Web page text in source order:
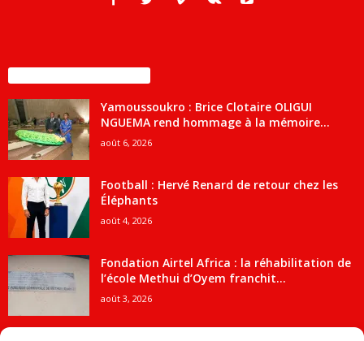
Yamoussoukro : Brice Clotaire OLIGUI
NGUEMA rend hommage à la mémoire...
août 6, 2026
Football : Hervé Renard de retour chez les
Éléphants
août 4, 2026
Fondation Airtel Africa : la réhabilitation de
l’école Methui d’Oyem franchit...
août 3, 2026